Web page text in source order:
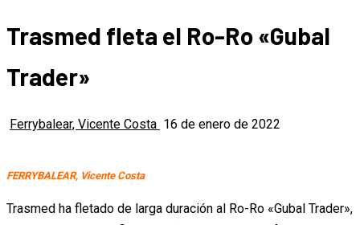
Trasmed fleta el Ro-Ro «Gubal
Trader»
Ferrybalear, Vicente Costa 16 de enero de 2022
FERRYBALEAR, Vicente Costa
Trasmed ha fletado de larga duración al Ro-Ro «Gubal Trader»,